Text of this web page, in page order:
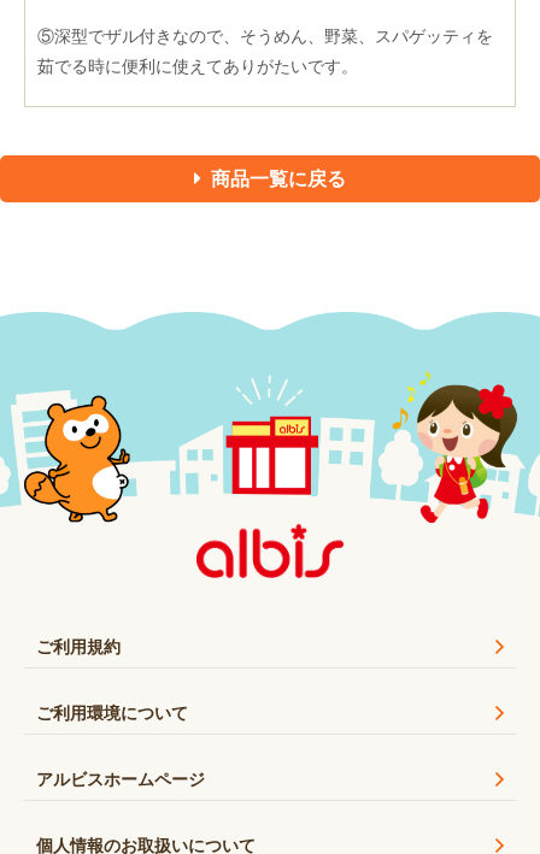
⑤深型でザル付きなので、そうめん、野菜、スパゲッティを
茹でる時に便利に使えてありがたいです。
商品一覧に戻る
ご利用規約
ご利用環境について
アルビスホームページ
個人情報のお取扱いについて